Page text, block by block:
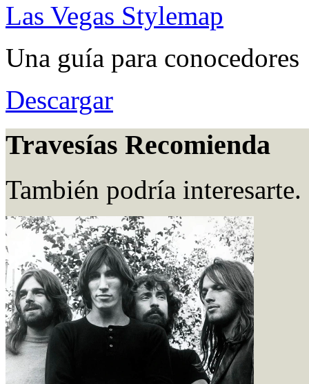
Las Vegas Stylemap
Una guía para conocedores
Descargar
Travesías Recomienda
También podría interesarte.